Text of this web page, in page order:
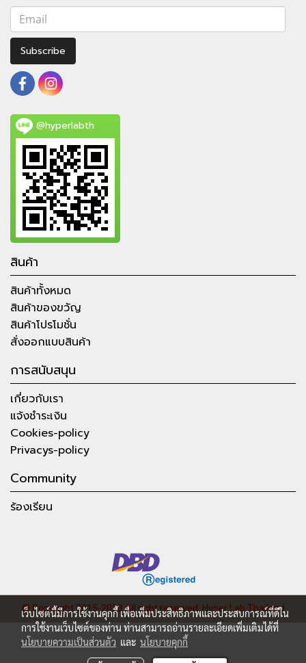
Subscribe
@hyperlabth
สินค้า
สินค้าทั้งหมด
สินค้าของขวัญ
สินค้าโปรโมชั่น
สั่งออกแบบสินค้า
การสนับสนุน
เกี่ยวกับเรา
แจ้งชำระเงิน
Cookies-policy
Privacys-policy
Community
ร้องเรียน
© Copyright 2015-2023 All right reserved. Hyper Lab Thailand
เว็บไซต์นี้มีการใช้งานคุกกี้ เพื่อเพิ่มประสิทธิภาพและประสบการณ์ที่ดีใน
การใช้งานเว็บไซต์ของท่าน ท่านสามารถอ่านรายละเอียดเพิ่มเติมได้ที่
นโยบายความเป็นส่วนตัว และ นโยบายคุกกี้